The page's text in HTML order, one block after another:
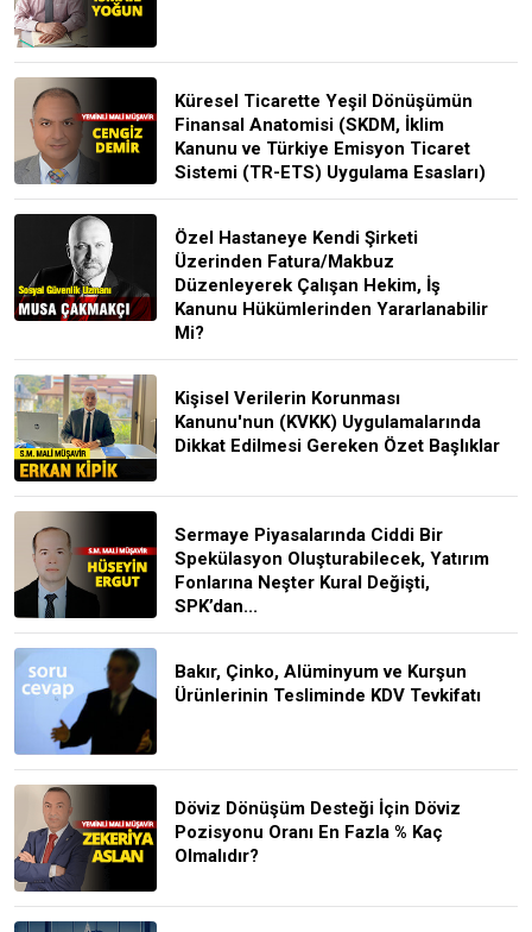
Küresel Ticarette Yeşil Dönüşümün
Finansal Anatomisi (SKDM, İklim
Kanunu ve Türkiye Emisyon Ticaret
Sistemi (TR-ETS) Uygulama Esasları)
Özel Hastaneye Kendi Şirketi
Üzerinden Fatura/Makbuz
Düzenleyerek Çalışan Hekim, İş
Kanunu Hükümlerinden Yararlanabilir
Mi?
Kişisel Verilerin Korunması
Kanunu'nun (KVKK) Uygulamalarında
Dikkat Edilmesi Gereken Özet Başlıklar
Sermaye Piyasalarında Ciddi Bir
Spekülasyon Oluşturabilecek, Yatırım
Fonlarına Neşter Kural Değişti,
SPK’dan...
Bakır, Çinko, Alüminyum ve Kurşun
Ürünlerinin Tesliminde KDV Tevkifatı
Döviz Dönüşüm Desteği İçin Döviz
Pozisyonu Oranı En Fazla % Kaç
Olmalıdır?